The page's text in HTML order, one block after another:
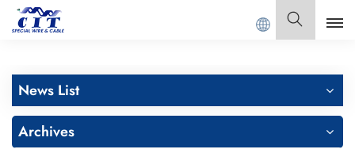
Français
News List
Archives